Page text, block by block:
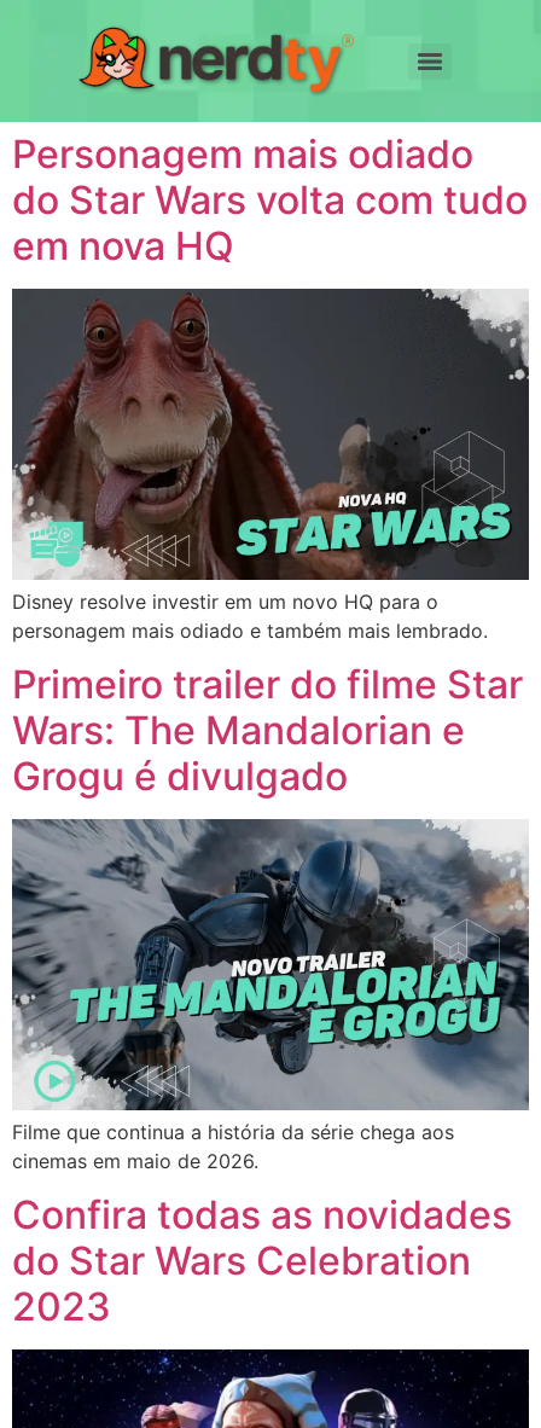
Personagem mais odiado
do Star Wars volta com tudo
em nova HQ
Disney resolve investir em um novo HQ para o
personagem mais odiado e também mais lembrado.
Primeiro trailer do filme Star
Wars: The Mandalorian e
Grogu é divulgado​
Filme que continua a história da série chega aos
cinemas em maio de 2026.
Confira todas as novidades
do Star Wars Celebration
2023